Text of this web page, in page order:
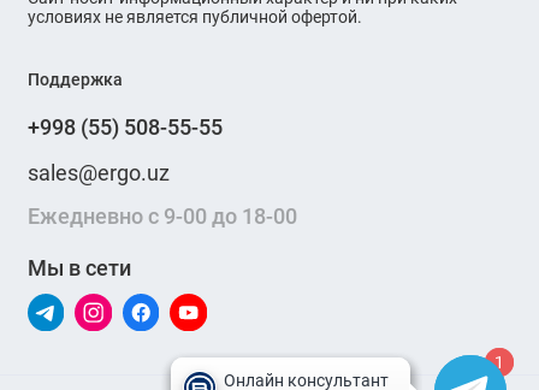
условиях не является публичной офертой.
Поддержка
+998 (55) 508-55-55
sales@ergo.uz
Ежедневно с 9-00 до 18-00
Мы в сети
1
1